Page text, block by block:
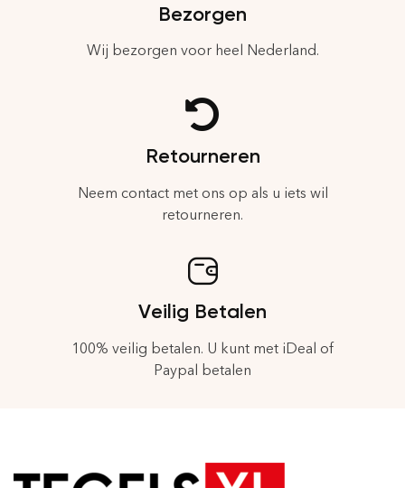
Bezorgen
Wij bezorgen voor heel Nederland.
Retourneren
Neem contact met ons op als u iets wil
retourneren.
Veilig Betalen
100% veilig betalen. U kunt met iDeal of
Paypal betalen